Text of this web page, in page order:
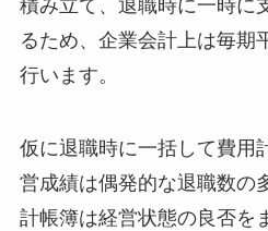
積み立て、退職時に一時に
るため、企業会計上は毎期
行います。
仮に退職時に一括して費用
営成績は偶発的な退職数の
計帳簿は経営状態の良否を